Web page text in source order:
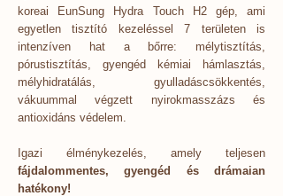
koreai EunSung Hydra Touch H2 gép, ami
egyetlen tisztító kezeléssel 7 területen is
intenzíven hat a bőrre: mélytisztítás,
pórustisztítás, gyengéd kémiai hámlasztás,
mélyhidratálás, gyulladáscsökkentés,
vákuummal végzett nyirokmasszázs és
antioxidáns védelem.
Igazi élménykezelés, amely teljesen
fájdalommentes, gyengéd és drámaian
hatékony!